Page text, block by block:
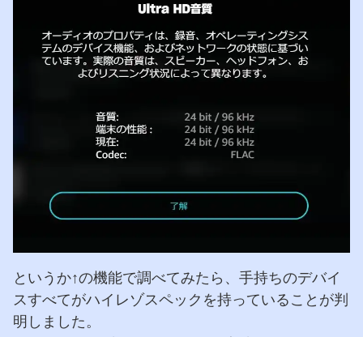
というか↑の機能で調べてみたら、手持ちのデバイ
スすべてがハイレゾスペックを持っていることが判
明しました。